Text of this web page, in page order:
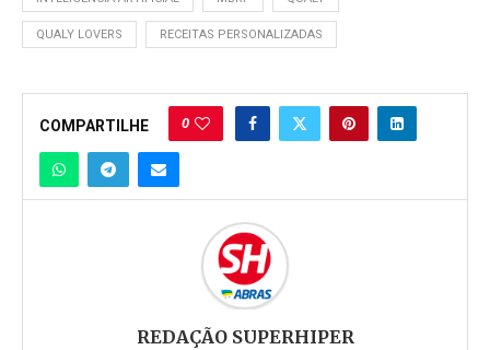
QUALY LOVERS RECEITAS PERSONALIZADAS
COMPARTILHE 0
REDAÇÃO SUPERHIPER